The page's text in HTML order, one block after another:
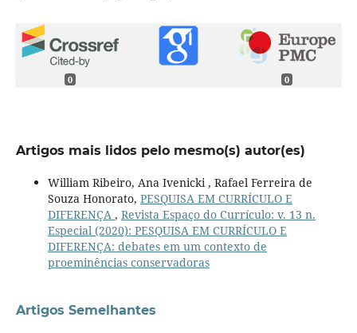
0 0
Artigos mais lidos pelo mesmo(s) autor(es)
William Ribeiro, Ana Ivenicki , Rafael Ferreira de
Souza Honorato, PESQUISA EM CURRÍCULO E
DIFERENÇA , Revista Espaço do Currículo: v. 13 n.
Especial (2020): PESQUISA EM CURRÍCULO E
DIFERENÇA: debates em um contexto de
proeminências conservadoras
Artigos Semelhantes